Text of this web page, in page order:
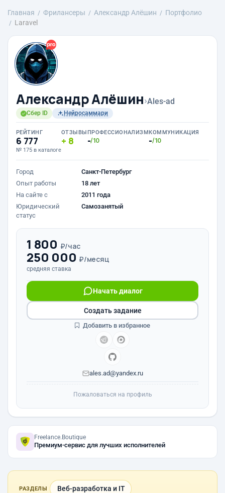
Главная Фрилансеры Александр Алёшин
Портфолио
Laravel
Александр Алёшин›Ales-ad
Сбер ID Нейросаммари
РЕЙТИНГ
6 777
№ 175 в каталоге
ОТЗЫВЫ
8
ПРОФЕССИОНАЛИЗМ
-/10
КОММУНИКАЦИЯ
-/10
Город
Санкт-Петербург
Опыт работы
18 лет
На сайте с
2011 года
Юридический
статус
Самозанятый
1 800 ₽/час
250 000 ₽/месяц
средняя ставка
Начать диалог
ales.ad@yandex.ru
Создать задание
Добавить в избранное
Пожаловаться на профиль
Freelance.Boutique
Премиум-сервис для лучших исполнителей
РАЗДЕЛЫ Веб-разработка и IT